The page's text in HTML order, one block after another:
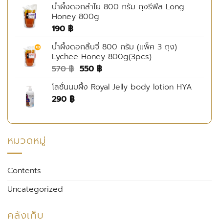
was:
2,280 ฿.
is:
น้ำผึ้งดอกลำไย 800 กรัม ถุงรีฟีล Long
Honey 800g
190 ฿
น้ำผึ้งดอกลิ้นจี่ 800 กรัม (แพ็ค 3 ถุง)
Lychee Honey 800g(3pcs)
570฿ Original
was:
550 ฿Current
is:
โลชั่นนมผึ้ง Royal Jelly body lotion HYA
290 ฿
หมวดหมู่
Contents
Uncategorized
คลังเก็บ